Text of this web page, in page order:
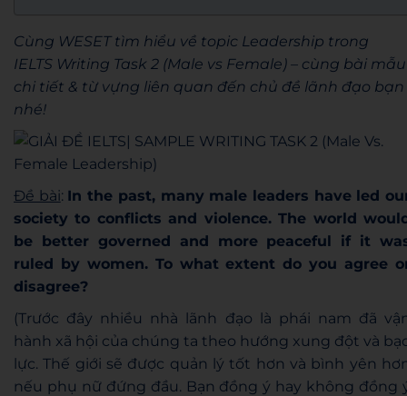
Cùng WESET tìm hiểu về topic Leadership trong
IELTS Writing Task 2 (Male vs Female) – cùng bài mẫu
chi tiết & từ vựng liên quan đến chủ đề lãnh đạo bạn
nhé!
Đề bài: In the past, many male leaders have led
society to conflicts and violence. The world
be better governed and more peaceful if it
ruled by women. To what extent do you agree
disagree?
(Trước đây nhiều nhà lãnh đạo là phái nam đã
hành xã hội của chúng ta theo hướng xung đột và
lực. Thế giới sẽ được quản lý tốt hơn và bình yên
nếu phụ nữ đứng đầu. Bạn đồng ý hay không đồng